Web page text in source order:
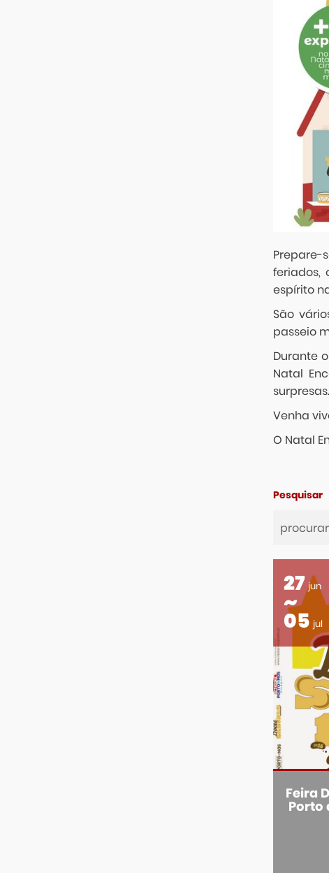
feriados,
espírito
São
passeio
Durante
Natal
surpresas.
Venha
O Natal
Pesquisar
27 jun
05 jul
Feira
Porto